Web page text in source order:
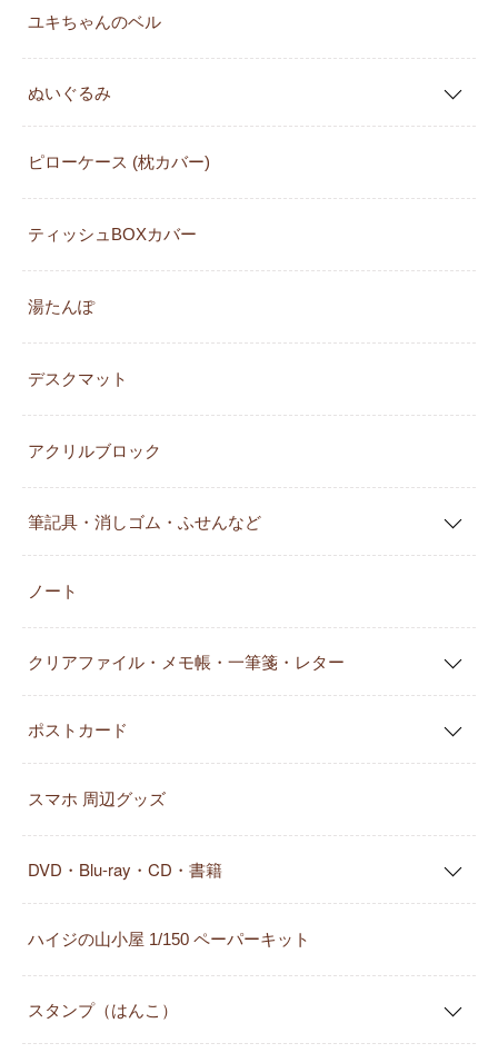
ユキちゃんのベル
ぬいぐるみ
ピローケース (枕カバー)
ティッシュBOXカバー
湯たんぽ
デスクマット
アクリルブロック
筆記具・消しゴム・ふせんなど
ノート
クリアファイル・メモ帳・一筆箋・レター
ポストカード
スマホ 周辺グッズ
DVD・Blu-ray・CD・書籍
ハイジの山小屋 1/150 ペーパーキット
スタンプ（はんこ）